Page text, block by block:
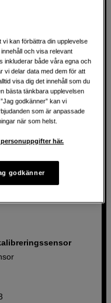
Produktblad
vi kan förbättra din upplevelse
och visa relevant
inkluderar både våra egna och
vi delar data med dem för att
visa dig det innehåll som du
bästa tänkbara upplevelsen
godkänner” kan vi
som är anpassade
när som helst.
här.
godkänner